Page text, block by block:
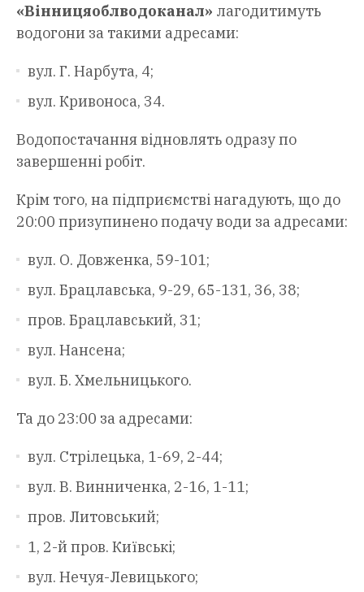
«Вінницяоблводоканал» лагодитимуть
водогони за такими адресами:
вул. Г. Нарбута, 4;
вул. Кривоноса, 34.
Водопостачання відновлять одразу по
завершенні робіт.
Крім того, на підприємстві нагадують, що до
20:00 призупинено подачу води за адресами:
вул. О. Довженка, 59-101;
вул. Брацлавська, 9-29, 65-131, 36, 38;
пров. Брацлавський, 31;
вул. Нансена;
вул. Б. Хмельницького.
Та до 23:00 за адресами:
вул. Стрілецька, 1-69, 2-44;
вул. В. Винниченка, 2-16, 1-11;
пров. Литовський;
1, 2-й пров. Київські;
вул. Нечуя-Левицького;